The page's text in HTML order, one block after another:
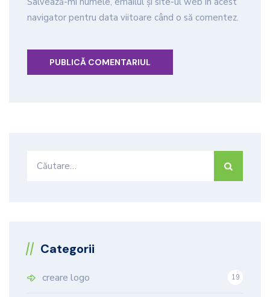
navigator pentru data viitoare când o să comentez.
Categorii
creare logo
19